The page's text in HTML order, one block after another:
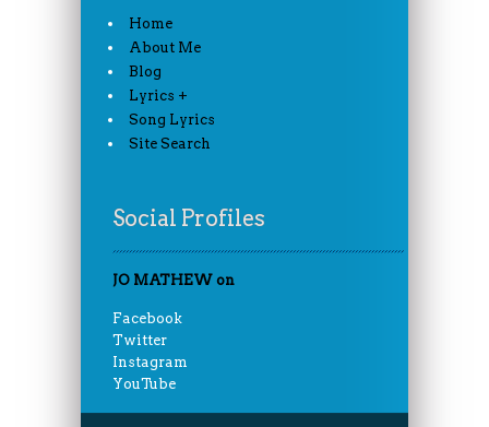
Home
About Me
Blog
Lyrics +
Song Lyrics
Site Search
Social Profiles
JO MATHEW on
Facebook
Twitter
Instagram
YouTube